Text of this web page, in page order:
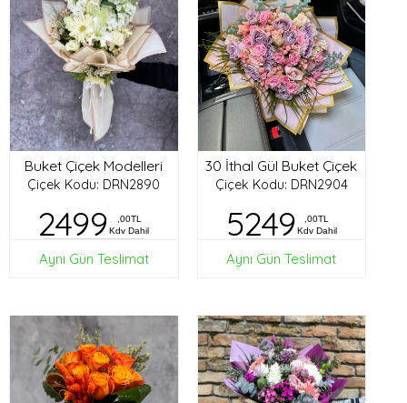
Buket Çiçek Modelleri
Çiçek Kodu: DRN2890
2499
,00TL
Kdv Dahil
Aynı Gün Teslimat
30 İthal Gül Buket Çiçek
Çiçek Kodu: DRN2904
5249
,00TL
Kdv Dahil
Aynı Gün Teslimat